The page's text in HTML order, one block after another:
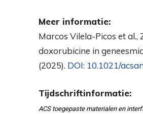
Meer informatie:
Marcos Vilela-Picos et
doxorubicine in
(2025). DOI: 10.1021/
Tijdschriftinformatie:
ACS toegepaste materialen en